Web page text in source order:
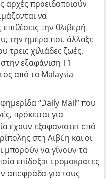
αρχές προειδοποιούν
να
την θλιβερή
την ημέρα που άλλαξε
τρεις χιλιάδες ζωές.
εξαφάνιση 11
από το Malaysia
“Daily Mail” που
πρόκειται για
έχουν εξαφανιστεί από
στη Λιβύη και οι
μπορούν να γίνουν τα
επίδοξοι τρομοκράτες
αποφράδα-για τους